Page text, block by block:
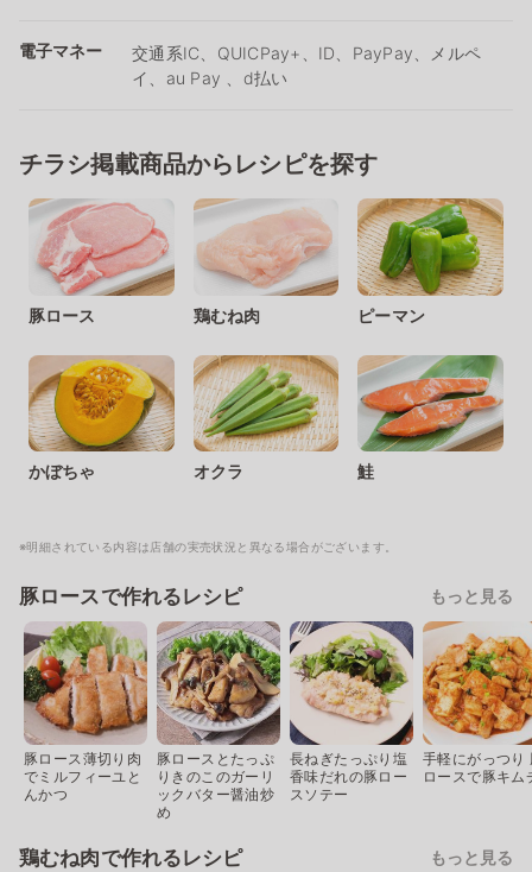
電子マネー
交通系IC、QUICPay+、ID、PayPay、メルペ
イ、au Pay 、d払い
チラシ掲載商品からレシピを探す
豚ロース 鶏むね肉 ピーマン
かぼちゃ オクラ 鮭
※明細されている内容は店舗の実売状況と異なる場合がございます。
豚ロースで作れるレシピ もっと見る
豚ロース薄切り肉
でミルフィーユと
んかつ
豚ロースとたっぷ
りきのこのガーリ
ックバター醤油炒
め
長ねぎたっぷり塩
香味だれの豚ロー
スソテー
手軽にがっつり
ロースで豚キム
鶏むね肉で作れるレシピ もっと見る